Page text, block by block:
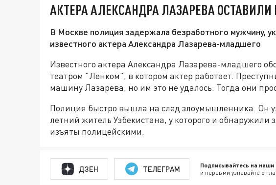
АКТЕРА АЛЕКСАНДРА ЛАЗАРЕВА ОСТАВИЛИ
В Москве полиция задержала безработного мужчину,
известного актера Александра Лазарева-младшего
Известного актера Александра Лазарева-младшего
театром "Ленком", в котором актер работает.
машину Лазарева, но им это не удалось. Тогда они
Полиция быстро вышла на след злоумышленника. Он
летний житель Узбекистана, у которого и
изъяты полицейскими.
ДЗЕН ТЕЛЕГРАМ Подписывайтесь на наши
и первыми узнавайте о